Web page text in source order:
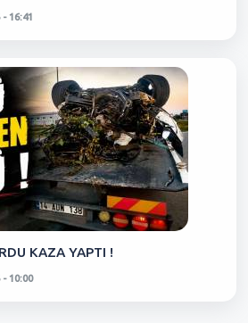
16:41
KAZA YAPTI !
10:00